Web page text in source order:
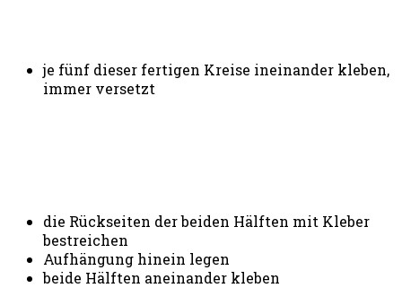
je fünf dieser fertigen Kreise ineinander kleben,
immer versetzt
die Rückseiten der beiden Hälften mit Kleber
bestreichen
Aufhängung hinein legen
beide Hälften aneinander kleben